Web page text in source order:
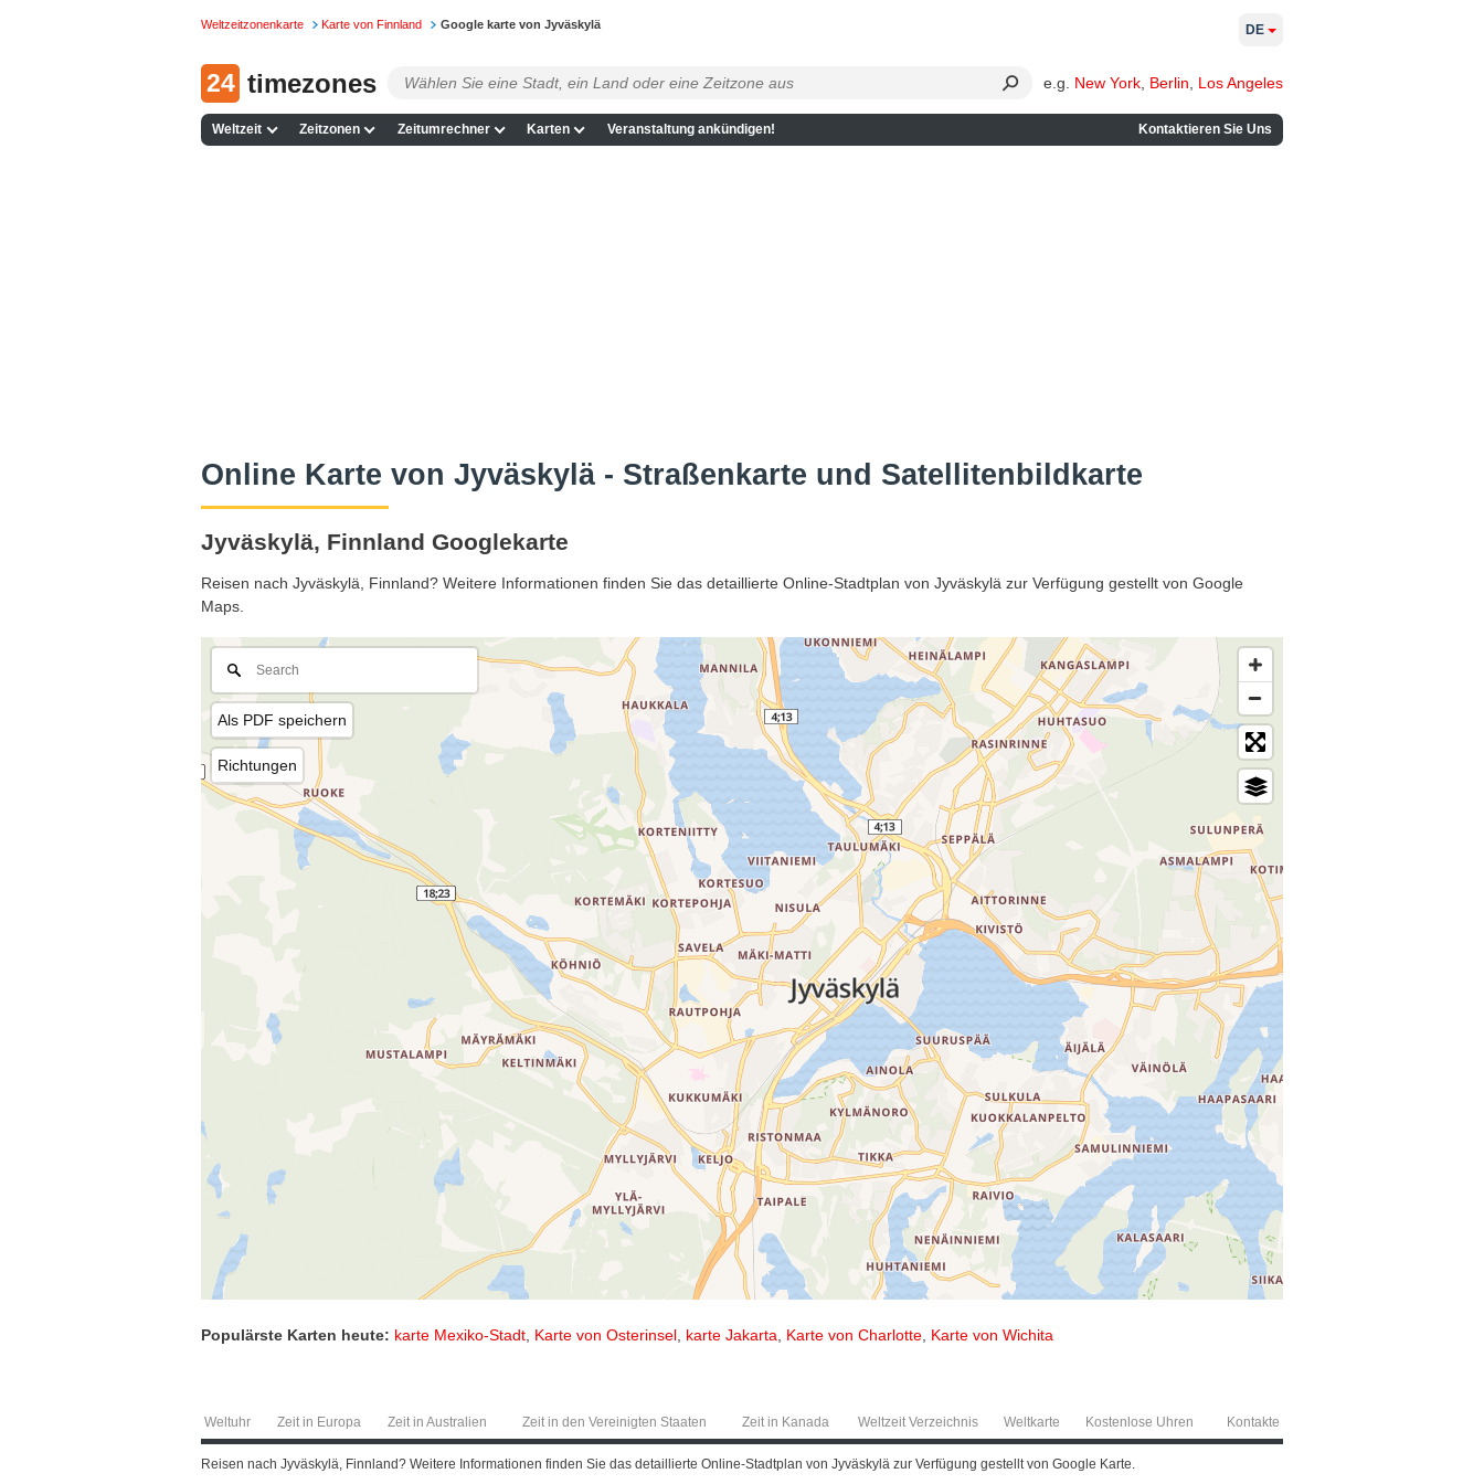
Weltzeitzonenkarte Karte von Finnland Google karte von Jyväskylä
24 timezones e.g. New York Berlin Los Angeles
Weltzeit Zeitzonen Zeitumrechner Karten Veranstaltung ankündigen! Kontaktieren Sie Uns
DE
Online Karte von Jyväskylä - Straßenkarte und Satellitenbildkarte
Jyväskylä, Finnland Googlekarte
Reisen nach Jyväskylä, Finnland? Weitere Informationen finden Sie das detaillierte Online-Stadtplan von Jyväskylä zur Verfügung gestellt von Google
Maps.
Als PDF speichern
Richtungen
Populärste Karten heute: karte Mexiko-Stadt Karte von Osterinsel karte Jakarta Karte von Charlotte Karte von Wichita
Weltuhr Zeit in Europa Zeit in Australien Zeit in den Vereinigten Staaten Zeit in Kanada Weltzeit Verzeichnis Weltkarte Kostenlose Uhren Kontakte
Reisen nach Jyväskylä, Finnland? Weitere Informationen finden Sie das detaillierte Online-Stadtplan von Jyväskylä zur Verfügung gestellt von Google Karte.